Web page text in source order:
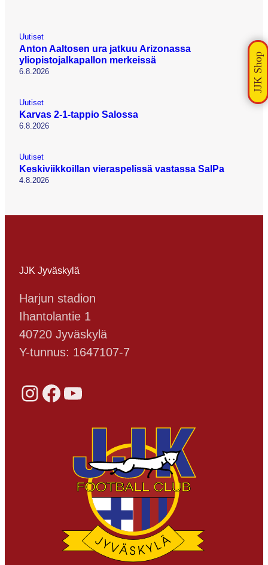
Uutiset
Anton Aaltosen ura jatkuu Arizonassa
yliopistojalkapallon merkeissä
6.8.2026
Uutiset
Karvas 2-1-tappio Salossa
6.8.2026
Uutiset
Keskiviikkoillan vieraspelissä vastassa SalPa
4.8.2026
JJK Jyväskylä
Harjun stadion
Ihantolantie 1
40720 Jyväskylä
Y-tunnus: 1647107-7
Instagram Facebook YouTube